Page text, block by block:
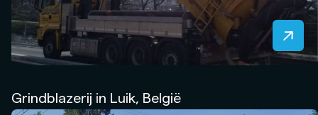
Grindblazerij in Luik, België